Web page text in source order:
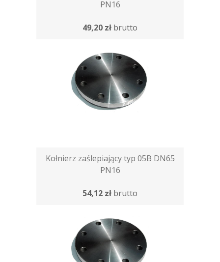
PN16
49,20 zł brutto
Kołnierz zaślepiający typ 05B DN65
PN16
54,12 zł brutto